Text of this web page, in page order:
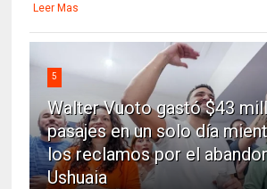
Leer Mas
5
Walter Vuoto gastó $43
pasajes en un solo día
los reclamos por el
Ushuaia